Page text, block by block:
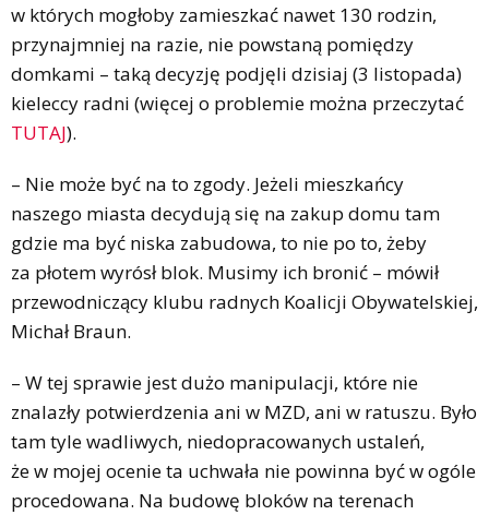
w których mogłoby zamieszkać nawet 130 rodzin,
przynajmniej na razie, nie powstaną pomiędzy
domkami – taką decyzję podjęli dzisiaj (3 listopada)
kieleccy radni (więcej o problemie można przeczytać
TUTAJ).
– Nie może być na to zgody. Jeżeli mieszkańcy
naszego miasta decydują się na zakup domu tam
gdzie ma być niska zabudowa, to nie po to, żeby
za płotem wyrósł blok. Musimy ich bronić – mówił
przewodniczący klubu radnych Koalicji Obywatelskiej,
Michał Braun.
– W tej sprawie jest dużo manipulacji, które nie
znalazły potwierdzenia ani w MZD, ani w ratuszu. Było
tam tyle wadliwych, niedopracowanych ustaleń,
że w mojej ocenie ta uchwała nie powinna być w ogóle
procedowana. Na budowę bloków na terenach